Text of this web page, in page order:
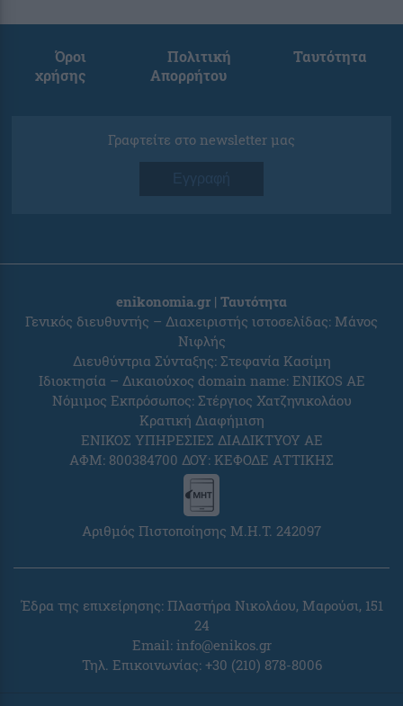
Όροι
χρήσης
Πολιτική
Απορρήτου
Ταυτότητα
Γραφτείτε στο newsletter μας
Εγγραφή
enikonomia.gr | Ταυτότητα
Γενικός διευθυντής – Διαχειριστής ιστοσελίδας: Μάνος
Νιφλής
Διευθύντρια Σύνταξης: Στεφανία Κασίμη
Ιδιοκτησία – Δικαιούχος domain name: ENIKOS AE
Νόμιμος Εκπρόσωπος: Στέργιος Χατζηνικολάου
Κρατική Διαφήμιση
ΕΝΙΚΟΣ ΥΠΗΡΕΣΙΕΣ ΔΙΑΔΙΚΤΥΟΥ ΑΕ
ΑΦΜ: 800384700 ΔΟΥ: ΚΕΦΟΔΕ ΑΤΤΙΚΗΣ
Αριθμός Πιστοποίησης Μ.Η.Τ. 242097
Έδρα της επιχείρησης: Πλαστήρα Νικολάου, Μαρούσι, 151
24
Email: info@enikos.gr
Τηλ. Επικοινωνίας: +30 (210) 878-8006